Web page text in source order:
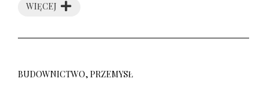
WIĘCEJ
BUDOWNICTWO, PRZEMYSŁ